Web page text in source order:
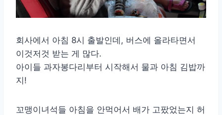
회사에서 아침 8시 출발인데, 버스에 올라타면서
이것저것 받는 게 많다.
아이들 과자봉다리부터 시작해서 물과 아침 김밥까
지!
꼬맹이녀석들 아침을 안먹어서 배가 고팠었는지 허